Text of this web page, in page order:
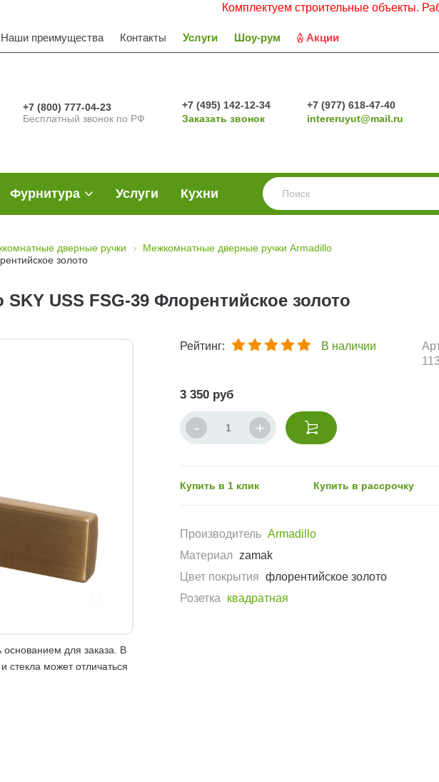
Комплектуем строительные объекты.
Наши преимущества Контакты Услуги Шоу-рум Акции
+7 (800) 777-04-23
Бесплатный звонок по РФ
+7 (495) 142-12-34
Заказать звонок
+7 (977) 618-47-40
intereruyut@mail.ru
Фурнитура Услуги Кухни
дверные ручки
Межкомнатные дверные ручки Armadillo
золото
USS FSG-39 Флорентийское золото
для заказа. В
стекла может отличаться
Рейтинг: В наличии
3 350 руб
Купить в 1 клик Купить в рассрочку
Производитель Armadillo
Материал zamak
Цвет покрытия флорентийское золото
Розетка
квадратная